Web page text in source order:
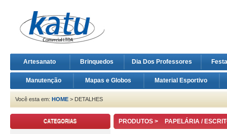
Artesanato Brinquedos Dia Dos Professores
Manutenção Mapas e Globos Material Esportivo
Você esta em: HOME > DETALHES
PRODUTOS > PAPELÁRIA /